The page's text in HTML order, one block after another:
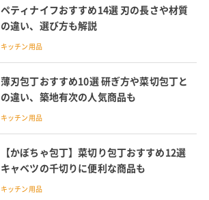
ペティナイフおすすめ14選 刃の長さや材質
の違い、選び方も解説
キッチン用品
薄刃包丁おすすめ10選 研ぎ方や菜切包丁と
の違い、築地有次の人気商品も
キッチン用品
【かぼちゃ包丁】菜切り包丁おすすめ12選
キャベツの千切りに便利な商品も
キッチン用品